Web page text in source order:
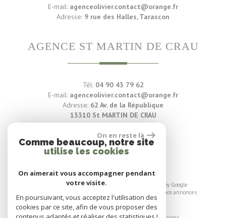
E-mail: agenceolivier.contact@orange.fr
Adresse: 9 rue des Halles, Tarascon
AGENCE ST MARTIN DE CRAU
Tél: 04 90 43 79 62
E-mail: agenceolivier.contact@orange.fr
Adresse: 62 Av. de la République
13310 St MARTIN DE CRAU
Voir nos avis clients
88 avis
© 2026 | Tous droits réservés | Traduction powered by Google
Toutes nos annonces
Site internet compatible multi-supports,
On en reste là
Comme beaucoup, notre site
utilise les cookies
On aimerait vous accompagner pendant
votre visite.
En poursuivant, vous acceptez l'utilisation des
cookies par ce site, afin de vous proposer des